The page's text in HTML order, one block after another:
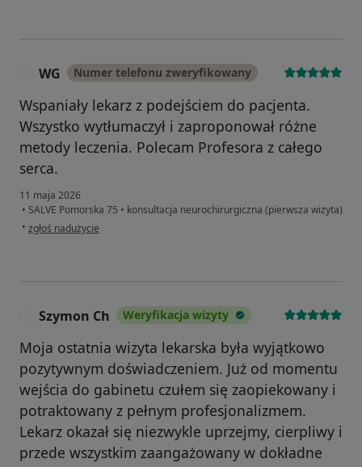
WG Numer telefonu zweryfikowany
Wspaniały lekarz z podejściem do pacjenta.
Wszystko wytłumaczył i zaproponował różne
metody leczenia. Polecam Profesora z całego
serca.
11 maja 2026
• SALVE Pomorska 75 • konsultacja neurochirurgiczna (pierwsza wizyta)
• w opinii użytkownika WG
zgłoś nadużycie
Szymon Ch Weryfikacja wizyty
Moja ostatnia wizyta lekarska była wyjątkowo
pozytywnym doświadczeniem. Już od momentu
wejścia do gabinetu czułem się zaopiekowany i
potraktowany z pełnym profesjonalizmem.
Lekarz okazał się niezwykle uprzejmy, cierpliwy i
przede wszystkim zaangażowany w dokładne